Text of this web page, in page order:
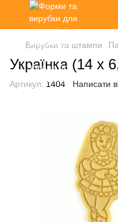
Вирубки та штампи
Українка (14 х
Артикул: 1404 Написати